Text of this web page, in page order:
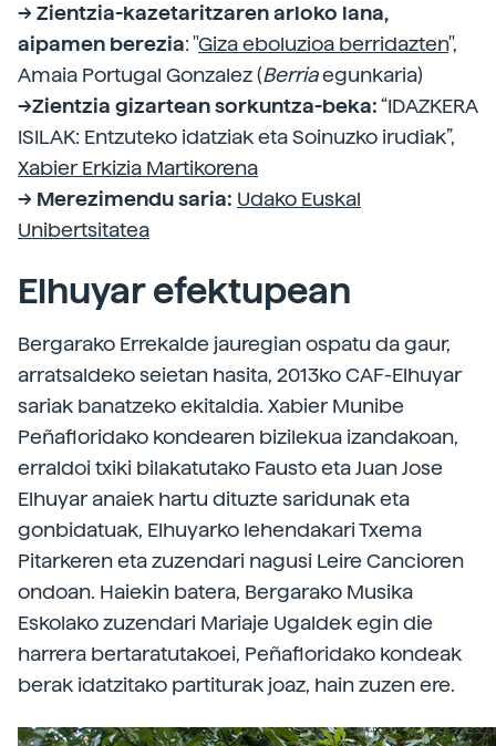
--> Zientzia-kazetaritzaren arloko lana,
aipamen berezia: "Giza eboluzioa berridazten",
Amaia Portugal Gonzalez (Berriaegunkaria)
-->Zientzia gizartean sorkuntza-beka:“IDAZKERA
ISILAK: Entzuteko idatziak eta Soinuzko irudiak”,
Xabier Erkizia Martikorena
--> Merezimendu saria: Udako Euskal
Unibertsitatea
Elhuyar efektupean
Bergarako Errekalde jauregian ospatu da gaur,
arratsaldeko seietan hasita, 2013ko CAF-Elhuyar
sariak banatzeko ekitaldia. Xabier Munibe
Peñafloridako kondearen bizilekua izandakoan,
erraldoi txiki bilakatutako Fausto eta Juan Jose
Elhuyar anaiek hartu dituzte saridunak eta
gonbidatuak, Elhuyarko lehendakari Txema
Pitarkeren eta zuzendari nagusi Leire Cancioren
ondoan. Haiekin batera, Bergarako Musika
Eskolako zuzendari Mariaje Ugaldek egin die
harrera bertaratutakoei, Peñafloridako kondeak
berak idatzitako partiturak joaz, hain zuzen ere.